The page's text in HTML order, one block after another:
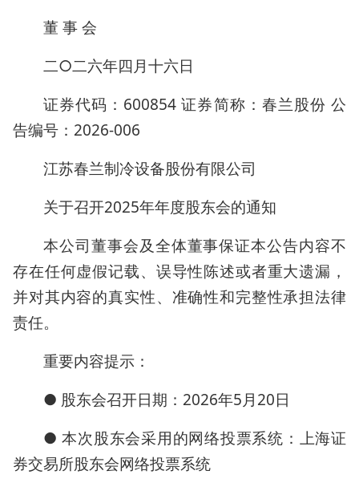
董 事 会
二○二六年四月十六日
证券代码：600854 证券简称：春兰股份 公
告编号：2026-006
江苏春兰制冷设备股份有限公司
关于召开2025年年度股东会的通知
本公司董事会及全体董事保证本公告内容不
存在任何虚假记载、误导性陈述或者重大遗漏，
并对其内容的真实性、准确性和完整性承担法律
责任。
重要内容提示：
● 股东会召开日期：2026年5月20日
● 本次股东会采用的网络投票系统：上海证
券交易所股东会网络投票系统